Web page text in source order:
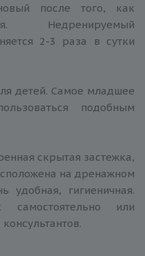
после того, как
Недренируемый
2-3 раза в сутки
детей. Самое младшее
подобным
скрытая застежка,
на дренажном
удобная, гигиеничная.
самостоятельно или